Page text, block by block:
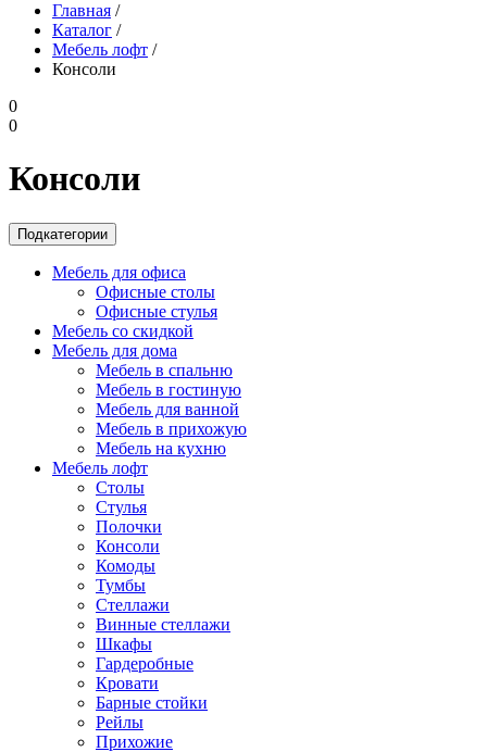
Главная /
Каталог /
Мебель лофт /
Консоли
0
0
Консоли
Подкатегории
Мебель для офиса
Офисные столы
Офисные стулья
Мебель со скидкой
Мебель для дома
Мебель в спальню
Мебель в гостиную
Мебель для ванной
Мебель в прихожую
Мебель на кухню
Мебель лофт
Столы
Стулья
Полочки
Консоли
Комоды
Тумбы
Стеллажи
Винные стеллажи
Шкафы
Гардеробные
Кровати
Барные стойки
Рейлы
Прихожие